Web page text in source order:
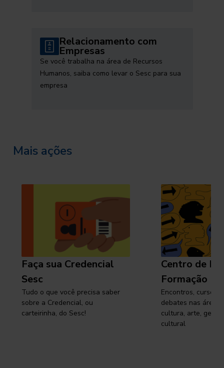
Relacionamento com
Empresas
Se você trabalha na área de Recursos
Humanos, saiba como levar o Sesc para sua
empresa
Mais ações
Faça sua Credencial
Sesc
Tudo o que você precisa saber
sobre a Credencial, ou
carteirinha, do Sesc!
Centro de
Formação
Encontros, cursos,
debates nas áreas
cultura, arte,
cultural